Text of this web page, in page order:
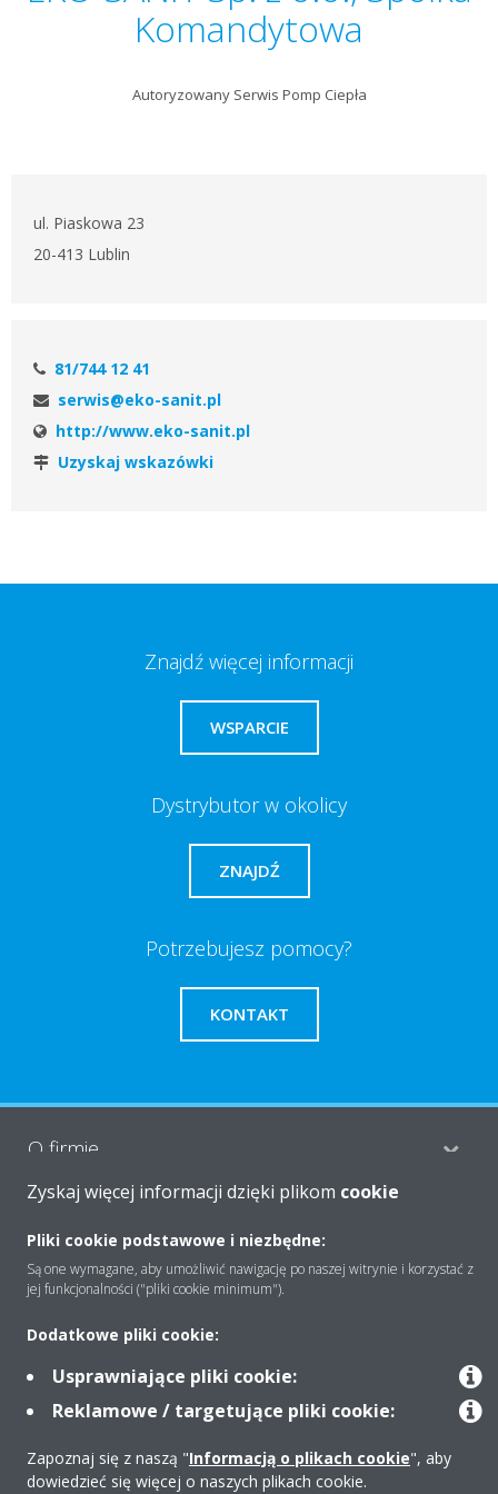
Komandytowa
Autoryzowany Serwis Pomp Ciepła
ul. Piaskowa 23
20-413 Lublin
81/744 12 41
serwis@eko-sanit.pl
http://www.eko-sanit.pl
Uzyskaj wskazówki
Znajdź więcej informacji
WSPARCIE
Dystrybutor w okolicy
ZNAJDŹ
Potrzebujesz pomocy?
KONTAKT
O firmie
Rozwiązania
Produkty
Copyright © Daikin
Zyskaj więcej informacji dzięki plikom cookie
Pliki cookie podstawowe i niezbędne:
Są one wymagane, aby umożliwić nawigację po naszej witrynie i korzystać z
jej funkcjonalności ("pliki cookie minimum").
Dodatkowe pliki cookie:
Usprawniające pliki cookie:
Reklamowe / targetujące pliki cookie:
Zapoznaj się z naszą "Informacją o plikach cookie", aby
dowiedzieć się więcej o naszych plikach cookie.